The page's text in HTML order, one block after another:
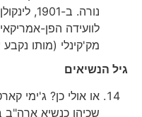
נורה. ב-1901,
מק'קינלי (מותו נקבע
גיל הנשיאים